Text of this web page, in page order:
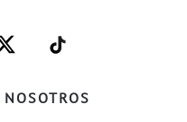
–
–
WELIFE–